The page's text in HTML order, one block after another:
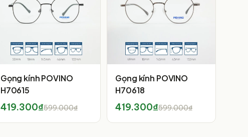
Gọng kính POVINO
H70615
419.300₫599.000₫
Gọng kính POVINO
H70618
419.300₫599.000₫